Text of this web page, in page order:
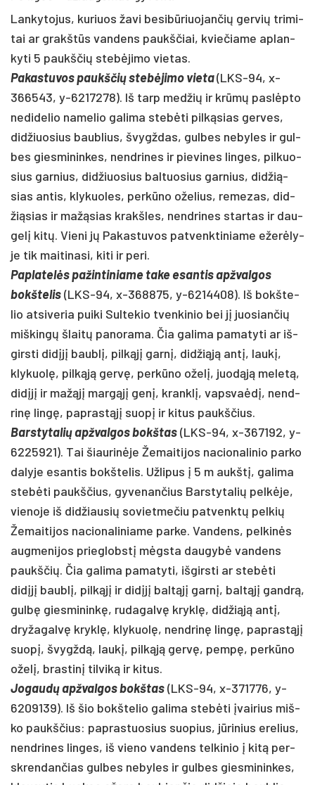
Lan­ky­to­jus, ku­riuos ža­vi be­si­būriuo­jan­čių ger­vių tri­mi­
tai ar grakštūs van­dens paukš­čiai, kvie­čia­me ap­lan­
ky­ti 5 paukš­čių stebė­ji­mo vie­tas.
Pa­kas­tu­vos paukš­čių stebė­ji­mo vie­ta(LKS-94, x-
366543, y-6217278). Iš tarp med­žių ir krūmų pa­slėpto
ne­di­de­lio na­me­lio ga­li­ma stebė­ti pilką­sias ger­ves,
did­žiuo­sius baub­lius, švygž­das, gul­bes ne­by­les ir gul­
bes gies­mi­nin­kes, nend­ri­nes ir pie­vi­nes lin­ges, pil­kuo­
sius gar­nius, did­žiuo­sius bal­tuo­sius gar­nius, did­žią­
sias an­tis, kly­kuo­les, per­kūno ože­lius, re­me­zas, did­
žią­sias ir mažą­sias krakš­les, nend­ri­nes star­tas ir dau­
gelį kitų. Vie­ni jų Pa­kas­tu­vos pa­tvenk­ti­nia­me ežerė­ly­
je tik mai­ti­na­si, ki­ti ir pe­ri.
Pap­la­telės pa­žin­ti­nia­me ta­ke esan­tis ap­žval­gos
bokš­te­lis(LKS-94, x-368875, y-6214408). Iš bokš­te­
lio at­si­ve­ria pui­ki Sul­te­kio tven­ki­nio bei jį juo­sian­čių
miš­kingų šlaitų pa­no­ra­ma. Čia ga­li­ma pa­ma­ty­ti ar iš­
girs­ti didįjį baublį, pilkąjį garnį, did­žiąją ant­į, laukį,
kly­kuolę, pilkąją gervę, per­kūno oželį, juodąją me­letą,
didįjį ir mažąjį margąjį genį, kranklį, vaps­vaėdį, nend­
rinę lingę, pa­prastąjį suopį ir ki­tus paukš­čius.
Bars­ty­ta­lių ap­žval­gos bokš­tas(LKS-94, x-367192, y-
6225921). Tai šiau­rinė­je Že­mai­ti­jos na­cio­na­li­nio par­ko
da­ly­je esan­tis bokš­te­lis. Už­li­pus į 5 m aukštį, ga­li­ma
stebė­ti paukš­čius, gy­ve­nan­čius Bars­ty­ta­lių pelkė­je,
vie­no­je iš did­žiau­sių so­viet­me­čiu pa­tvenktų pel­kių
Že­mai­ti­jos na­cio­na­li­nia­me par­ke. Van­dens, pel­kinės
aug­me­ni­jos prie­globstį mėgsta dau­gybė van­dens
paukš­čių. Čia ga­li­ma pa­ma­ty­ti, iš­girs­ti ar stebė­ti
didįjį baublį, pilkąjį ir didįjį baltąjį garnį, baltąjį gandrą,
gulbę gies­mi­ninkę, ru­da­galvę kryklę, did­žiąją ant­į,
dry­ža­galvę kryklę, kly­kuolę, nend­rinę lingę, pa­prastąjį
suopį, švygždą, laukį, pilkąją gervę, pempę, per­kūno
oželį, bras­tinį til­viką ir kitus.
Jo­gaudų ap­žval­gos bokš­tas(LKS-94, x-371776, y-
6209139). Iš šio bokš­te­lio ga­li­ma stebė­ti įvai­rius miš­
ko paukš­čius: pa­pras­tuo­sius suo­pius, jūri­nius ere­lius,
nend­ri­nes lin­ges, iš vie­no van­dens tel­ki­nio į kitą per­
skren­dan­čias gul­bes ne­by­les ir gul­bes gies­mi­nin­kes,